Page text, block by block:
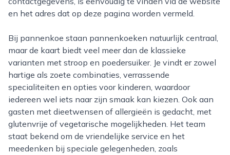
en het adres dat op deze pagina worden vermeld.
Bij pannenkoe staan pannenkoeken natuurlijk centraal,
maar de kaart biedt veel meer dan de klassieke
varianten met stroop en poedersuiker. Je vindt er zowel
hartige als zoete combinaties, verrassende
specialiteiten en opties voor kinderen, waardoor
iedereen wel iets naar zijn smaak kan kiezen. Ook aan
gasten met dieetwensen of allergieën is gedacht, met
glutenvrije of vegetarische mogelijkheden. Het team
staat bekend om de vriendelijke service en het
meedenken bij speciale gelegenheden, zoals